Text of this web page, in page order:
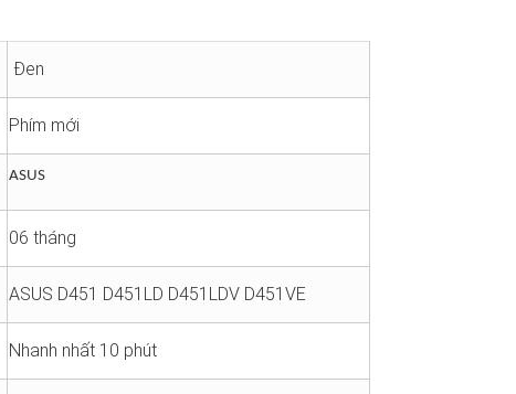
Đen
Phím mới
ASUS
06 tháng
ASUS D451 D451LD D451LDV D451VE
Nhanh nhất 10 phút